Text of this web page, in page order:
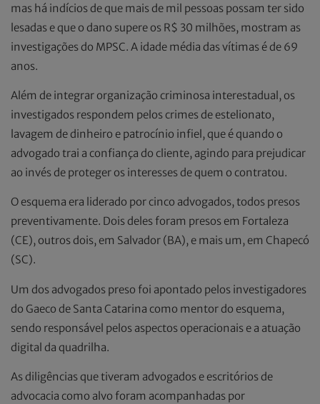
mas há indícios de que mais de mil pessoas possam ter sido
lesadas e que o dano supere os R$ 30 milhões, mostram as
investigações do MPSC. A idade média das vítimas é de 69
anos.
Além de integrar organização criminosa interestadual, os
investigados respondem pelos crimes de estelionato,
lavagem de dinheiro e patrocínio infiel, que é quando o
advogado trai a confiança do cliente, agindo para prejudicar
ao invés de proteger os interesses de quem o contratou.
O esquema era liderado por cinco advogados, todos presos
preventivamente. Dois deles foram presos em Fortaleza
(CE), outros dois, em Salvador (BA), e mais um, em Chapecó
(SC).
Um dos advogados preso foi apontado pelos investigadores
do Gaeco de Santa Catarina como mentor do esquema,
sendo responsável pelos aspectos operacionais e a atuação
digital da quadrilha.
As diligências que tiveram advogados e escritórios de
advocacia como alvo foram acompanhadas por